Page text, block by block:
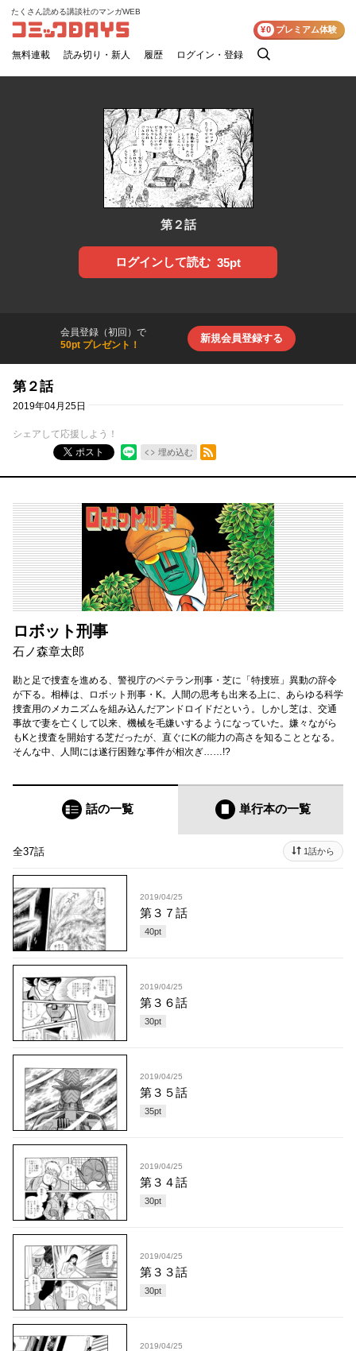
コミックDAYS
たくさん読める講談社のマンガWEB
無料連載 読み切り・新人 履歴 ログイン・登録
検
¥0 プレミアム体験
第２話
ログインして読む 35pt
会員登録（初回）で
50pt プレゼント！
新規会員登録する
第２話
2019年04月25日
シェアして応援しよう！
ポスト
埋め込む
RSSフィード
ロボット刑事
石ノ森章太郎
勘と足で捜査を進める、警視庁のベテラン刑事・芝に「特捜班」異動の辞令
が下る。相棒は、ロボット刑事・K。人間の思考も出来る上に、あらゆる科学
捜査用のメカニズムを組み込んだアンドロイドだという。しかし芝は、交通
事故で妻を亡くして以来、機械を毛嫌いするようになっていた。嫌々ながら
もKと捜査を開始する芝だったが、直ぐにKの能力の高さを知ることとなる。
そんな中、人間には遂行困難な事件が相次ぎ……!?
話の一覧 単行本の一覧
全37話 1話から
2019/04/25
第３７話
40pt
2019/04/25
第３６話
30pt
2019/04/25
第３５話
35pt
2019/04/25
第３４話
30pt
2019/04/25
第３３話
30pt
2019/04/25